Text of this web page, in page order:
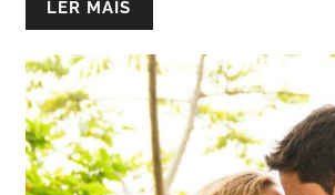
LER MAIS